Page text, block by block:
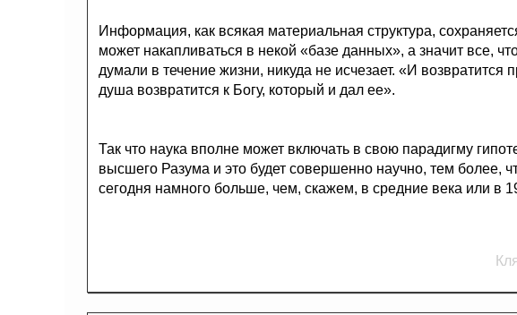
Информация, как всякая материальная структура,
может накапливаться в некой «базе данных», а значит все,
думали в течение жизни, никуда не исчезает. «И
душа возвратится к Богу, который и дал ее».
Так что наука вполне может включать в свою парадигму
высшего Разума и это будет совершенно научно, тем более,
сегодня намного больше, чем, скажем, в средние века или в